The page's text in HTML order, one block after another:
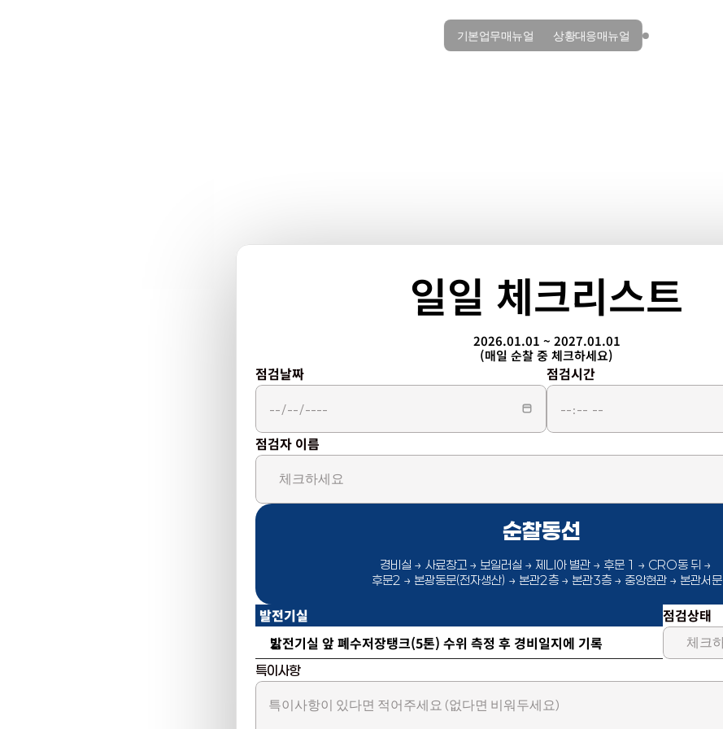
일일 체크리스트
2026.01.01 ~ 2027.01.01
(매일 순찰 중 체크하세요)
점검날짜 점검시간
점검자 이름
순찰동선
경비실 → 사료창고 → 보일러실 → 제니아 별관 → 후문 1 → CRO동 뒤 →
후문2 → 본광동문(전자생산) → 본관2층 → 본관3층 → 중앙현관 → 본관서문
발전기실
발전기실 앞 폐수저장탱크(5톤) 수위 측정 후 경비일지에 기록
점검상태
특이사항
기본업무매뉴얼 상황대응매뉴얼